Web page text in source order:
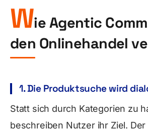
Wie Agentic
den Onlinehandel
1. Die Produktsuche wird
Statt sich durch Kategorien zu
beschreiben Nutzer ihr Ziel. Der